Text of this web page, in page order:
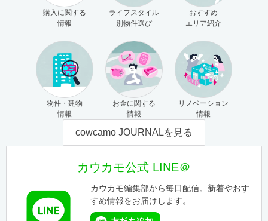
購入に関する
情報
ライフスタイル
別物件選び
おすすめ
エリア紹介
物件・建物
情報
お金に関する
情報
リノベーション
情報
cowcamo JOURNALを見る
カウカモ公式 LINE＠
カウカモ編集部から毎日配信。新着やおす
すめ情報をお届けします。